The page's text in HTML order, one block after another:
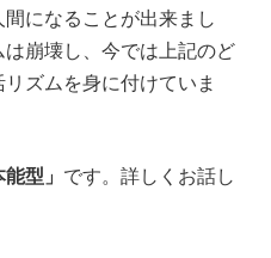
になることが出来まし
崩壊し、今では上記のど
ズムを身に付けていま
型」 です。詳しくお話し